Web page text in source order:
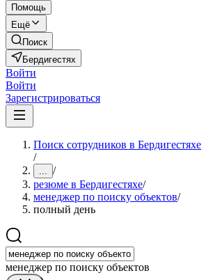
Помощь
Ещё
Поиск
Бердигестях
Войти
Войти
Зарегистрироваться
Поиск сотрудников в Бердигестяхе
/
... /
резюме в Бердигестяхе/
менеджер по поиску объектов/
полный день
менеджер по поиску объектов